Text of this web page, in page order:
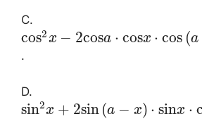
C.
cos2x − 2cosa ⋅ cosx ⋅ cos (a
.
D.
sin2x + 2sin (a − x) ⋅ sinx ⋅